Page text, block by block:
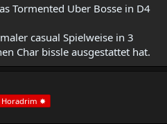
Tormented Uber Bosse in D4
casual Spielweise in 3
Char bissle ausgestattet hat.
✸